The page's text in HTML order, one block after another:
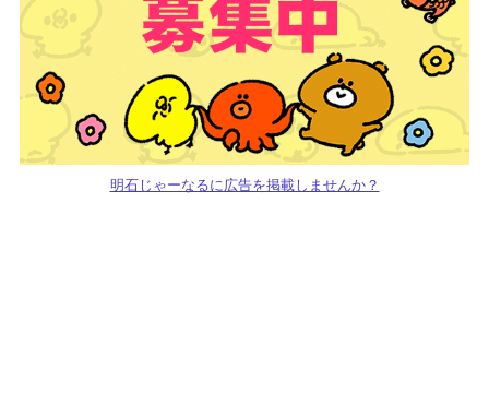
明石じゃーなるに広告を掲載しませんか？